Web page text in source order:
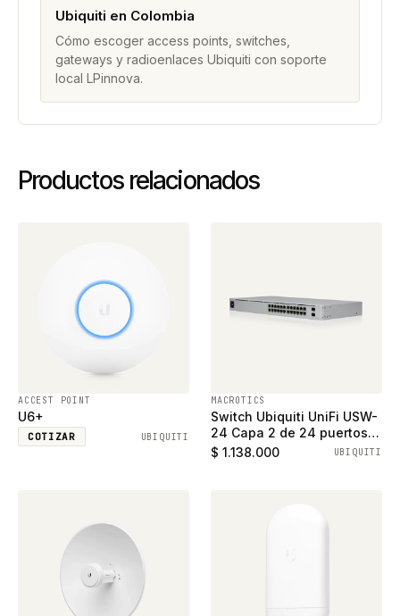
Ubiquiti en Colombia
Cómo escoger access points, switches,
gateways y radioenlaces Ubiquiti con soporte
local LPinnova.
Productos relacionados
ACCEST POINT
U6+
COTIZAR UBIQUITI
MACROTICS
Switch Ubiquiti UniFi USW-
24 Capa 2 de 24 puertos
ethernet gigabit y 2
$ 1.138.000 UBIQUITI